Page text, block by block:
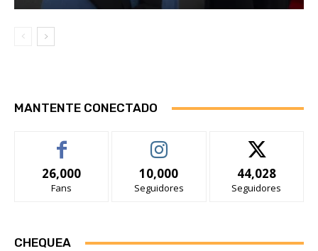
MANTENTE CONECTADO
26,000
Fans
10,000
Seguidores
44,028
Seguidores
CHEQUEA